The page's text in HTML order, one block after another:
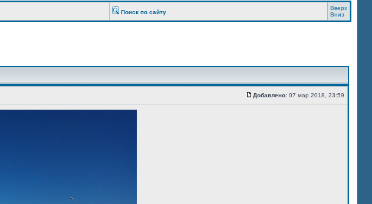
Поиск по сайту
Вверх
Вниз
Добавлено: 07 мар 2018, 23:59